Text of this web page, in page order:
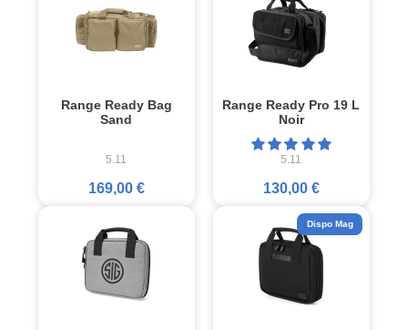
Range Ready Bag
Sand
5.11
169,00 €
Range Ready Pro 19 L
Noir
5.11
130,00 €
Dispo Mag